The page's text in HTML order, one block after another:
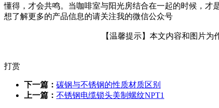
懂得，才会共鸣。当咖啡室与阳光房结合在一起的时候，才
想了解更多的产品信息的请关注我的微信公众号
【温馨提示】本文内容和图片
打赏
下一篇： 碳钢与不锈钢的性质材质区别
上一篇： 不锈钢电缆锁头美制螺纹NPT1